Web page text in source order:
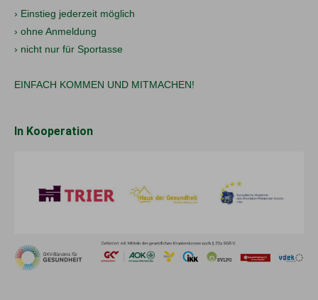
› Einstieg jederzeit möglich
› ohne Anmeldung
› nicht nur für Sportasse
EINFACH KOMMEN UND MITMACHEN!
In Kooperation